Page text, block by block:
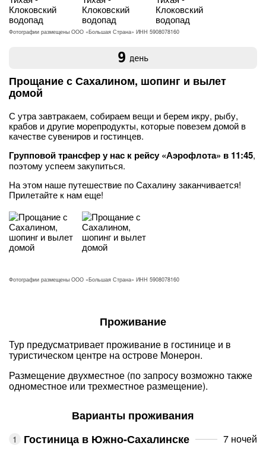
Фотографии размещены ООО «Большая Страна» ИНН 5908078160
9 день
Прощание с Сахалином, шопинг и вылет
домой
С утра завтракаем, собираем вещи и берем икру, рыбу,
крабов и другие морепродукты, которые повезем домой в
качестве сувениров и гостинцев.
Групповой трансфер у нас к рейсу «Аэрофлота» в 11:45,
поэтому успеем закупиться.
На этом наше путешествие по Сахалину заканчивается!
Прилетайте к нам еще!
Фотографии размещены ООО «Большая Страна» ИНН 5908078160
Проживание
Тур предусматривает проживание в гостинице и в
туристическом центре на острове Монерон.
Размещение двухместное (по запросу возможно также
одноместное или трехместное размещение).
Варианты проживания
Гостиница в Южно-Сахалинске
7 ночей